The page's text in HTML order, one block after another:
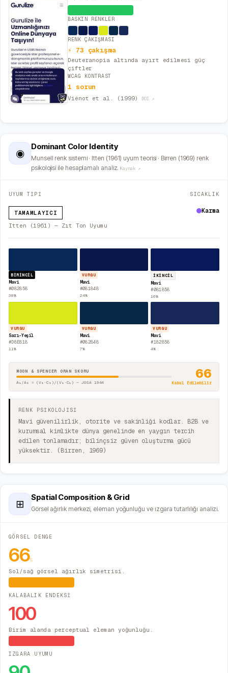
BASKIN RENKLER
RENK ÇAKIŞMASI
⚡ 73 çakışma
Deuteranopia altında ayırt edilmesi güç
çiftler
WCAG KONTRAST
1 sorun
Viénot et al. (1999) DOI ↗
◉
Dominant Color Identity
Munsell renk sistemi · Itten (1961) uyum teorisi · Birren (1969) renk
psikolojisi ile hesaplamalı analiz. Kaynak ↗
UYUM TİPİ
TAMAMLAYICI
Itten (1961) — Zıt Ton Uyumu
SICAKLIK
Karma
BIRINCIL
Mavi
#082858
38%
VURGU
Mavi
#081848
24%
İKINCIL
Mavi
#081858
16%
VURGU
Sarı-Yeşil
#D8E818
11%
VURGU
Mavi
#082848
7%
VURGU
Mavi
#182858
4%
MOON & SPENCER ORAN SKORU
A₁/A₂ = (V₂·C₂)/(V₁·C₁) — JOSA 1944
66
Kabul Edilebilir
RENK PSİKOLOJİSİ
Mavi güvenilirlik, otorite ve sakinliği kodlar. B2B ve
kurumsal kimlikte dünya genelinde en yaygın tercih
edilen tonlamadır; bilinçsiz güven oluşturma gücü
yüksektir. (Birren, 1969)
⊞
Spatial Composition & Grid
Görsel ağırlık merkezi, eleman yoğunluğu ve ızgara tutarlılığı analizi.
GÖRSEL DENGE
66%
Sol/sağ görsel ağırlık simetrisi.
KALABALIK ENDEKSİ
100
Birim alanda perceptual eleman yoğunluğu.
IZGARA UYUMU